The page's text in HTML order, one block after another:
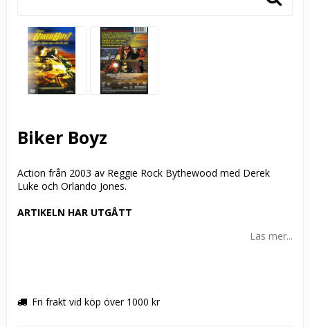
Biker Boyz
Action från 2003 av Reggie Rock Bythewood med Derek
Luke och Orlando Jones.
ARTIKELN HAR UTGÅTT
Läs mer...
Fri frakt vid köp över 1000 kr